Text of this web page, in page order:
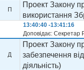
П
Проект Закону
використання
13:40:40 -13:41:16
Доповідає: Секретар
Д
Проект Закону
забезпечення
діяльність)